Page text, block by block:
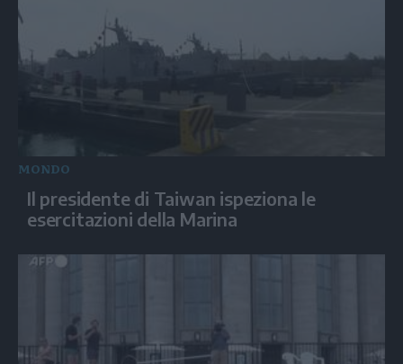
MONDO
Il presidente di Taiwan ispeziona le
esercitazioni della Marina